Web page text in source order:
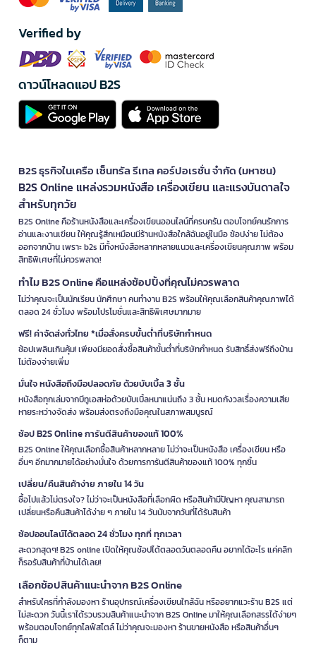
Verified by
ดาวน์โหลดแอป B2S
B2S ธุรกิจในเครือ เซ็นทรัล รีเทล คอร์ปอเรชั่น จำกัด (มหาชน)
B2S Online แหล่งรวมหนังสือ เครื่องเขียน และแรงบันดาลใจ
สำหรับทุกวัย
B2S Online คือร้านหนังสือและเครื่องเขียนออนไลน์ที่ครบครัน ตอบโจทย์คนรักการ
อ่านและงานเขียน ให้คุณรู้สึกเหมือนมีร้านหนังสือใกล้ฉันอยู่ในมือ ช้อปง่าย ไม่ต้อง
ออกจากบ้าน เพราะ b2s มีทั้งหนังสือหลากหลายแนวและเครื่องเขียนคุณภาพ พร้อม
สิทธิพิเศษที่ไม่ควรพลาด!
ทำไม B2S Online คือแหล่งช้อปปิ้งที่คุณไม่ควรพลาด
ไม่ว่าคุณจะเป็นนักเรียน นักศึกษา คนทำงาน B2S พร้อมให้คุณเลือกสินค้าคุณภาพได้
ตลอด 24 ชั่วโมง พร้อมโปรโมชั่นและสิทธิพิเศษมากมาย
ฟรี! ค่าจัดส่งทั่วไทย *เมื่อสั่งครบขั้นต่ำที่บริษัทกำหนด
ช้อปเพลินเกินคุ้ม! เพียงมียอดสั่งซื้อสินค้าขั้นต่ำที่บริษัทกำหนด รับสิทธิ์ส่งฟรีถึงบ้าน
ไม่ต้องจ่ายเพิ่ม
มั่นใจ หนังสือถึงมือปลอดภัย ด้วยบับเบิ้ล 3 ชั้น
หนังสือทุกเล่มจากบีทูเอสห่อด้วยบับเบิ้ลหนาแน่นถึง 3 ชั้น หมดกังวลเรื่องความเสีย
หายระหว่างจัดส่ง พร้อมส่งตรงถึงมือคุณในสภาพสมบูรณ์
ช้อป B2S Online การันตีสินค้าของแท้ 100%
B2S Online ให้คุณเลือกซื้อสินค้าหลากหลาย ไม่ว่าจะเป็นหนังสือ เครื่องเขียน หรือ
อื่นๆ อีกมากมายได้อย่างมั่นใจ ด้วยการการันตีสินค้าของแท้ 100% ทุกชิ้น
เปลี่ยน/คืนสินค้าง่าย ภายใน 14 วัน
ซื้อไปแล้วไม่ตรงใจ? ไม่ว่าจะเป็นหนังสือที่เลือกผิด หรือสินค้ามีปัญหา คุณสามารถ
เปลี่ยนหรือคืนสินค้าได้ง่าย ๆ ภายใน 14 วันนับจากวันที่ได้รับสินค้า
ช้อปออนไลน์ได้ตลอด 24 ชั่วโมง ทุกที่ ทุกเวลา
สะดวกสุดๆ! B2S online เปิดให้คุณช้อปได้ตลอดวันตลอดคืน อยากได้อะไร แค่คลิก
ก็รอรับสินค้าที่บ้านได้เลย!
เลือกช้อปสินค้าแนะนำจาก B2S Online
สำหรับใครที่กำลังมองหา ร้านอุปกรณ์เครื่องเขียนใกล้ฉัน หรืออยากแวะร้าน B2S แต่
ไม่สะดวก วันนี้เราได้รวบรวมสินค้าแนะนำจาก B2S Online มาให้คุณเลือกสรรได้ง่ายๆ
พร้อมตอบโจทย์ทุกไลฟ์สไตล์ ไม่ว่าคุณจะมองหา ร้านขายหนังสือ หรือสินค้าอื่นๆ
ก็ตาม